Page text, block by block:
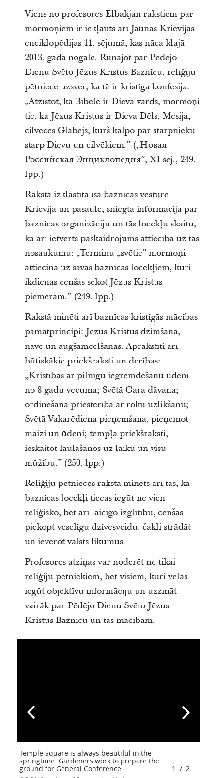
Viens no profesores Elbakjan rakstiem par
mormoņiem ir iekļauts arī Jaunās Krievijas
enciklopēdijas 11. sējumā, kas nāca klajā
2013. gada nogalē. Runājot par Pēdējo
Dienu Svēto Jēzus Kristus Baznīcu, reliģiju
pētniece uzsver, ka tā ir kristīga konfesija:
„Atzīstot, ka Bībele ir Dieva vārds, mormoņi
tic, ka Jēzus Kristus ir Dieva Dēls, Mesija,
cilvēces Glābējs, kurš kalpo par starpnieku
starp Dievu un cilvēkiem.” („Новая
Российская Энциклопедия”, XI sēj., 249.
lpp.)
Rakstā izklāstīta īsa baznīcas vēsture
Krievijā un pasaulē, sniegta informācija par
baznīcas organizāciju un tās locekļu skaitu,
kā arī ietverts paskaidrojums attiecībā uz tās
nosaukumu: „Terminu „svētie” mormoņi
attiecina uz savas baznīcas locekļiem, kuri
ikdienas cenšas sekot Jēzus Kristus
piemēram.” (249. lpp.)
Rakstā minēti arī baznīcas kristīgās mācības
pamatprincipi: Jēzus Kristus dzimšana,
nāve un augšāmcelšanās. Aprakstīti arī
būtiskākie priekšraksti un derības:
„Kristības ar pilnīgu iegremdēšanu ūdenī
no 8 gadu vecuma; Svētā Gara dāvana;
ordinēšana priesterībā ar roku uzlikšanu;
Svētā Vakarēdiena pieņemšana, pieņemot
maizi un ūdeni; tempļa priekšraksti,
ieskaitot laulāšanos uz laiku un visu
mūžību.” (250. lpp.)
Reliģiju pētnieces rakstā minēts arī tas, ka
baznīcas locekļi tiecas iegūt ne vien
reliģisko, bet arī laicīgo izglītību, cenšas
piekopt veselīgu dzīvesveidu, čakli strādāt
un ievērot valsts likumus.
Profesores atziņas var noderēt ne tikai
reliģiju pētniekiem, bet visiem, kuri vēlas
iegūt objektīvu informāciju un uzzināt
vairāk par Pēdējo Dienu Svēto Jēzus
Kristus Baznīcu un tās mācībām.
Temple Square is always beautiful in the
springtime. Gardeners work to prepare the
ground for General Conference.
1 / 2